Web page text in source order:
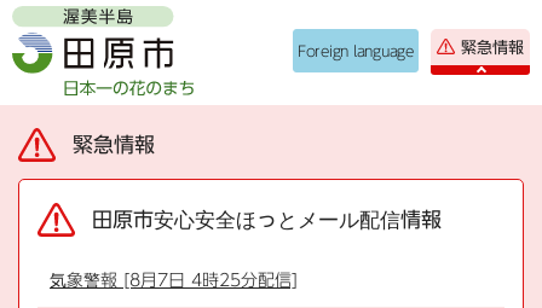
Foreign language 緊急情報
緊急情報
田原市安心安全ほっとメール配信情報
気象警報 [8月7日 4時25分配信]